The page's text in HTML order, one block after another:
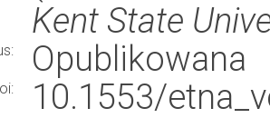
Kent State
Opublikowana
10.1553/